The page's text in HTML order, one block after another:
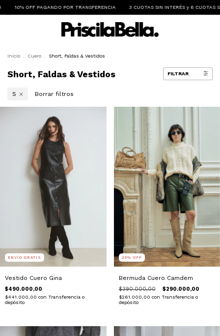
POR TRANSFERENCIA 3 CUOTAS SIN INTERÉS y 6 CUOTAS SIN INTERÉS A PARTIR
Inicio Cuero Short, Faldas & Vestidos
Short, Faldas & Vestidos FILTRAR
S Borrar filtros
ENVÍO GRATIS
Vestido Cuero Gina
$490.000,00
$441.000,00 con Transferencia o
depósito
26% OFF
Bermuda Cuero Camdem
$390.000,00 $290.000,00
$261.000,00 con Transferencia o
depósito